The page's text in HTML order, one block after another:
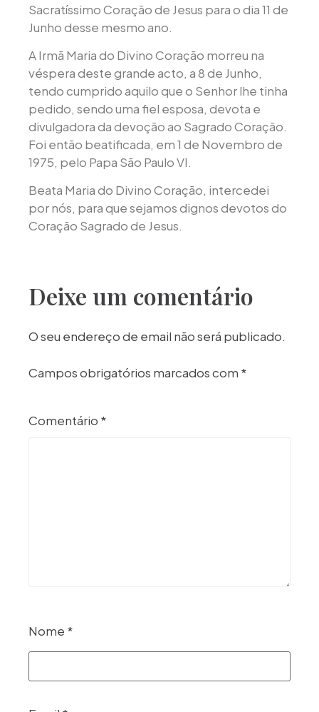
Sacratíssimo Coração de Jesus para o dia 11 de
Junho desse mesmo ano.
A Irmã Maria do Divino Coração morreu na
véspera deste grande acto, a 8 de Junho,
tendo cumprido aquilo que o Senhor lhe tinha
pedido, sendo uma fiel esposa, devota e
divulgadora da devoção ao Sagrado Coração.
Foi então beatificada, em 1 de Novembro de
1975, pelo Papa São Paulo VI.
Beata Maria do Divino Coração, intercedei
por nós, para que sejamos dignos devotos do
Coração Sagrado de Jesus.
Deixe um comentário
O seu endereço de email não será publicado.
Campos obrigatórios marcados com *
Comentário *
Nome *